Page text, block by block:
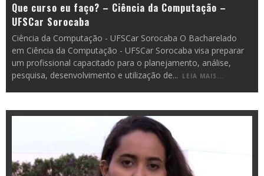
Que curso eu faço? – Ciência da Computação –
UFSCar Sorocaba
Ciência da Computação - UFSCar Sorocaba O Bacharelado
em Ciência da Computação - UFSCar Sorocaba visa preparar
um profissional capacitado para o planejamento, análise,
pesquisa, desenvolvimento e utilização de... LEIA MAIS...